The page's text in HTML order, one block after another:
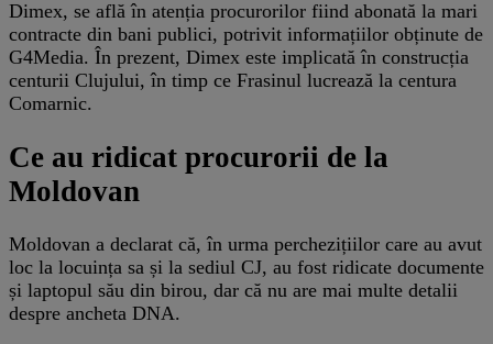
Dimex, se află în atenția procurorilor fiind abonată la mari
contracte din bani publici, potrivit informațiilor obținute de
G4Media. În prezent, Dimex este implicată în construcția
centurii Clujului, în timp ce Frasinul lucrează la centura
Comarnic.
Ce au ridicat procurorii de la
Moldovan
Moldovan a declarat că, în urma perchezițiilor care au avut
loc la locuința sa și la sediul CJ, au fost ridicate documente
și laptopul său din birou, dar că nu are mai multe detalii
despre ancheta DNA.